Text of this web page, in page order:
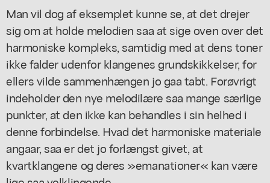
Man vil dog af eksemplet kunne se, at det drejer
sig om at holde melodien saa at sige oven over det
harmoniske kompleks, samtidig med at dens toner
ikke falder udenfor klangenes grundskikkelser, for
ellers vilde sammenhængen jo gaa tabt. Forøvrigt
indeholder den nye melodilære saa mange særlige
punkter, at den ikke kan behandles i sin helhed i
denne forbindelse. Hvad det harmoniske materiale
angaar, saa er det jo forlængst givet, at
kvartklangene og deres »emanationer« kan være